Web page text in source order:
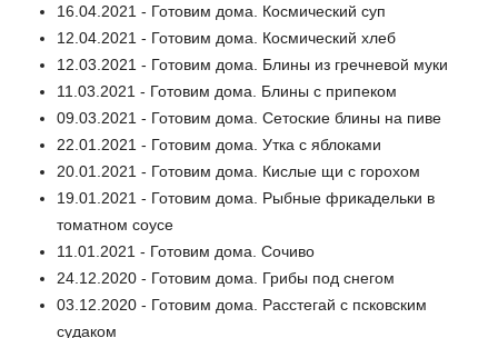
16.04.2021 - Готовим дома. Космический суп
12.04.2021 - Готовим дома. Космический хлеб
12.03.2021 - Готовим дома. Блины из гречневой муки
11.03.2021 - Готовим дома. Блины с припеком
09.03.2021 - Готовим дома. Сетоские блины на пиве
22.01.2021 - Готовим дома. Утка с яблоками
20.01.2021 - Готовим дома. Кислые щи с горохом
19.01.2021 - Готовим дома. Рыбные фрикадельки в
томатном соусе
11.01.2021 - Готовим дома. Сочиво
24.12.2020 - Готовим дома. Грибы под снегом
03.12.2020 - Готовим дома. Расстегай с псковским
судаком